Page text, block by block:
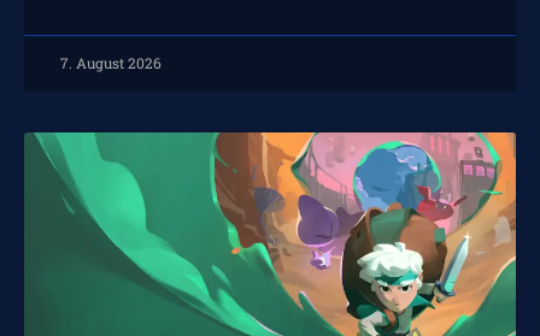
7. August 2026